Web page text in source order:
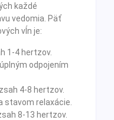
každé
vedomia. Päť
vĺn je:
1-4 hertzov.
odpojením
4-8 hertzov.
stavom relaxácie.
8-13 hertzov.